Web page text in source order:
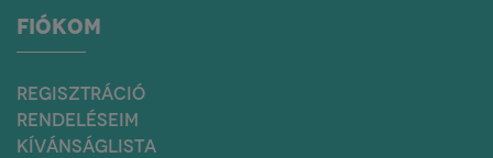
FIÓKOM
REGISZTRÁCIÓ
RENDELÉSEIM
KÍVÁNSÁGLISTA